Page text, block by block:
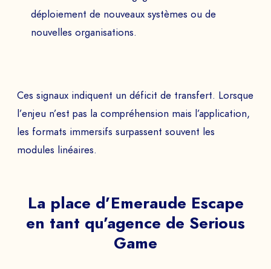
déploiement de nouveaux systèmes ou de
nouvelles organisations.
Ces signaux indiquent un déficit de transfert. Lorsque
l’enjeu n’est pas la compréhension mais l’application,
les formats immersifs surpassent souvent les
modules linéaires.
La place d’Emeraude Escape
en tant qu’agence de Serious
Game
SOCIÉTÉ *
Programmer la demo